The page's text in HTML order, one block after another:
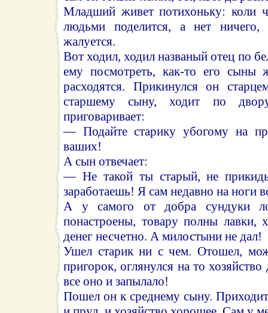
Младший живет потихоньку: коли
людьми поделится, а нет
жалуется.
Вот ходил, ходил названый отец по
ему посмотреть, как-то его сыны
расходятся. Прикинулся он
старшему сыну, ходит по
приговаривает:
— Подайте старику убогому на
ваших!
А сын отвечает:
— Не такой ты старый, не
заработаешь! Я сам недавно на ноги
А у самого от добра сундуки
понастроены, товару полны лавки,
денег несчетно. А милостыни не дал!
Ушел старик ни с чем. Отошел,
пригорок, оглянулся на то
все оно и запылало!
Пошел он к среднему сыну.